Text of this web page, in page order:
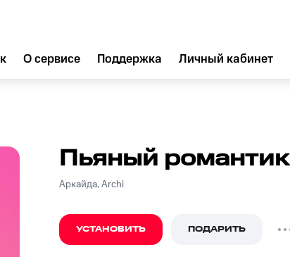
О сервисе Поддержка Личный кабинет
Пьяный романтик
Аркайда, Archi
УСТАНОВИТЬ ПОДАРИТЬ